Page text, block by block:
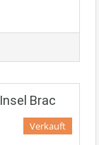
Brac
Verkauft